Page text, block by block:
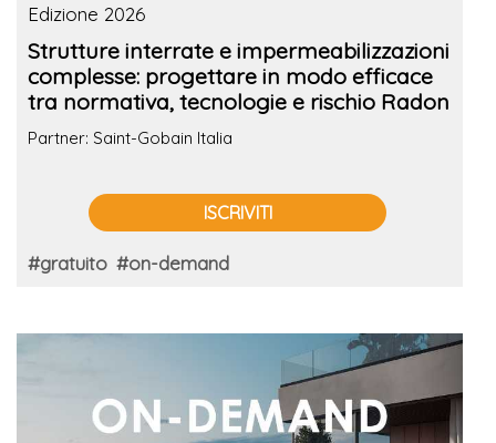
Edizione 2026
Strutture interrate e impermeabilizzazioni
complesse: progettare in modo efficace
tra normativa, tecnologie e rischio Radon
Partner: Saint-Gobain Italia
ISCRIVITI
#gratuito #on-demand